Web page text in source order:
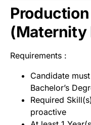
(Maternity
Requirements :
Candidate
Bachelor’s
Required
proactive